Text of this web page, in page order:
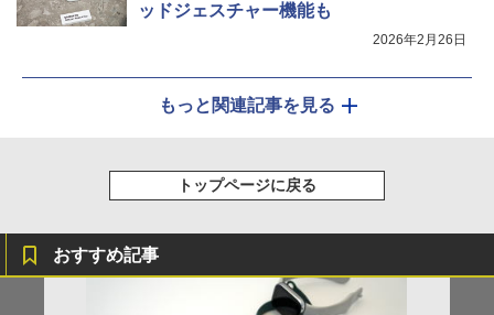
ッドジェスチャー機能も
2026年2月26日
もっと関連記事を見る
トップページに戻る
おすすめ記事